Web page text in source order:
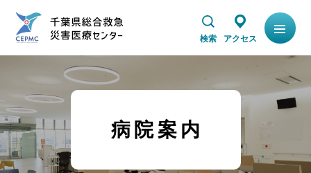
検索 アクセス
病院案内